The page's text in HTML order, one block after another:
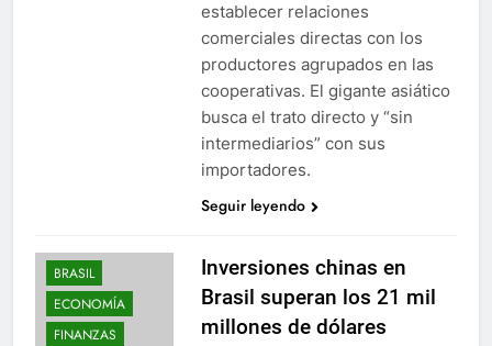
establecer relaciones
comerciales directas con los
productores agrupados en las
cooperativas. El gigante asiático
busca el trato directo y “sin
intermediarios” con sus
importadores.
Seguir leyendo
BRASIL
ECONOMÍA
FINANZAS
Inversiones chinas en
Brasil superan los 21 mil
millones de dólares